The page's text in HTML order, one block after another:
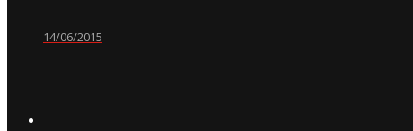
14/06/2015